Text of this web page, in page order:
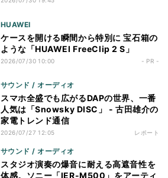
HUAWEI
ケースを開ける瞬間から特別に 宝石箱の
ような「HUAWEI FreeClip 2 S」
2026/07/30 10:00 - PR -
サウンド / オーディオ
スマホ全盛でも広がるDAPの世界、一番
人気は「Snowsky DISC」 - 古田雄介の
家電トレンド通信
2026/07/27 12:05 レポート
サウンド / オーディオ
スタジオ演奏の爆音に耐える高遮音性を
体感。ソニー「IER-M500」をアーティ